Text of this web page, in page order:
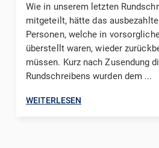
Wie in unserem letzten
mitgeteilt, hätte das
Personen, welche in
überstellt waren, wieder
müssen. Kurz nach Zusendung
Rundschreibens wurden dem ...
WEITERLESEN